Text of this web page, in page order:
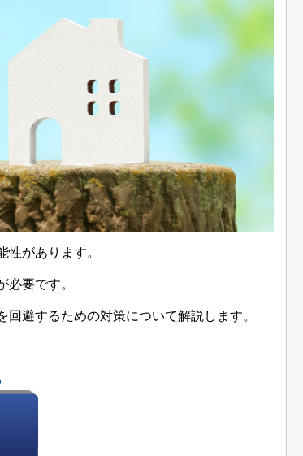
があります。
要です。
避するための対策について解説します。